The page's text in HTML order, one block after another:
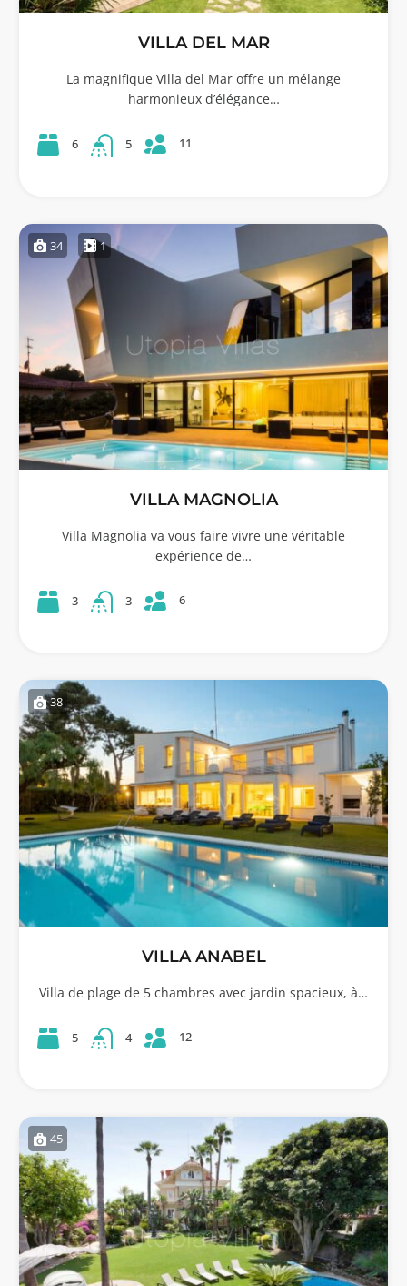
VILLA DEL MAR
La magnifique Villa del Mar offre un mélange
harmonieux d’élégance…
6 5 11
34 1
VILLA MAGNOLIA
Villa Magnolia va vous faire vivre une véritable
expérience de…
3 3 6
38
VILLA ANABEL
Villa de plage de 5 chambres avec jardin spacieux, à…
5 4 12
45